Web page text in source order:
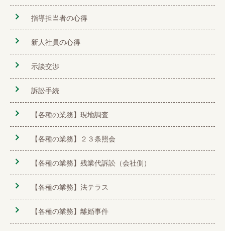
指導担当者の心得
新人社員の心得
示談交渉
訴訟手続
【各種の業務】現地調査
【各種の業務】２３条照会
【各種の業務】残業代訴訟（会社側）
【各種の業務】法テラス
【各種の業務】離婚事件